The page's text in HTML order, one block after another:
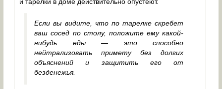
Если вы видите, что по тарелке скребет
ваш сосед по столу, положите ему какой-
нибудь еды — это способно
нейтрализовать примету без долгих
объяснений и защитить его от
безденежья.